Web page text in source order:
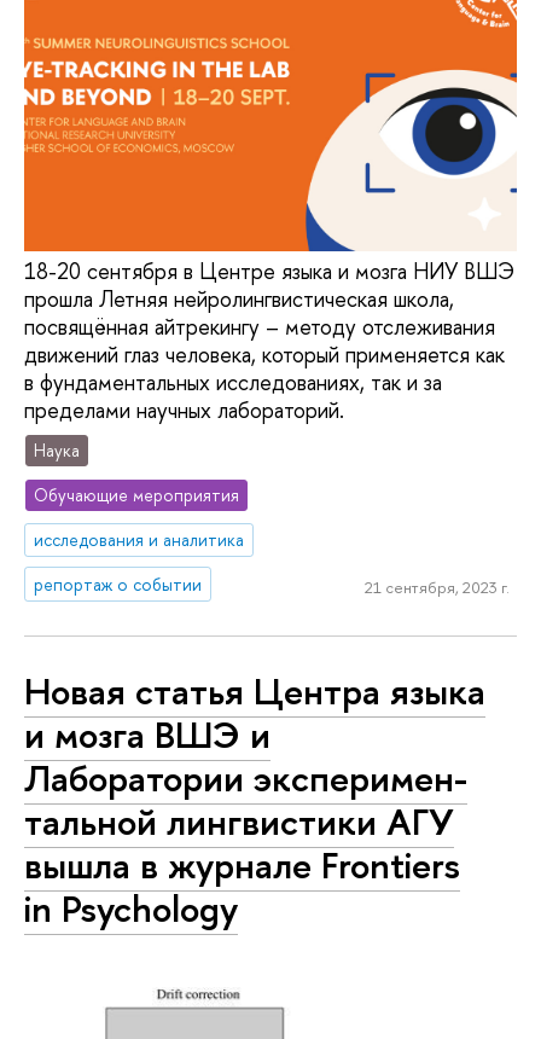
18-20 сентября в Центре языка и мозга НИУ ВШЭ
прошла Летняя нейролингвистическая школа,
посвящённая айтрекингу – методу отслеживания
движений глаз человека, который применяется как
в фундаментальных исследованиях, так и за
пределами научных лабораторий.
Наука
Обучающие мероприятия
исследования и аналитика
репортаж о событии
21 сентября, 2023 г.
Новая статья Центра языка
и мозга ВШЭ и
Лаборатории экс­пе­ри­мен­
таль­ной лингвистики АГУ
вышла в журнале Frontiers
in Psychology